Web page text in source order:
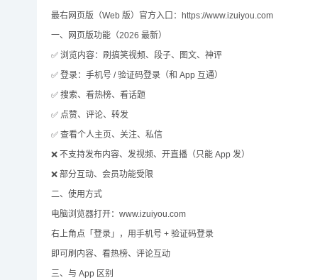
最右网页版（Web 版）官方入口：https://www.izuiyou.com
一、网页版功能（2026 最新）
✅ 浏览内容：刷搞笑视频、段子、图文、神评
✅ 登录：手机号 / 验证码登录（和 App 互通）
✅ 搜索、看热榜、看话题
✅ 点赞、评论、转发
✅ 查看个人主页、关注、私信
❌ 不支持发布内容、发视频、开直播（只能 App 发）
❌ 部分互动、会员功能受限
二、使用方式
电脑浏览器打开：www.izuiyou.com
右上角点「登录」，用手机号 + 验证码登录
即可刷内容、看热榜、评论互动
三、与 App 区别